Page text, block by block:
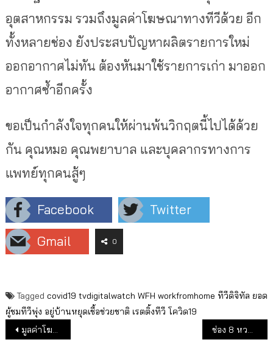
อุตสาหกรรม รวมถึงมูลค่าโฆษณาทางทีวีด้วย อีก
ทั้งหลายช่อง ยังประสบปัญหาผลิตรายการใหม่
ออกอากาศไม่ทัน ต้องหันมาใช้รายการเก่า มาออก
อากาศซ้ำอีกครั้ง
ขอเป็นกำลังใจทุกคนให้ผ่านพ้นวิกฤตนี้ไปได้ด้วย
กัน คุณหมอ คุณพยาบาล และบุคลากรทางการ
แพทย์ทุกคนสู้ๆ
Facebook
Twitter
Gmail
0
Tagged covid19 tvdigitalwatch WFH workfromhome ทีวีดิจิทัล ยอด
ผู้ชมทีวีพุ่ง อยู่บ้านหยุดเชื้อช่วยชาติ เรตติ้งทีวี โควิด19
แนะแนวเรื่อง
มูลค่าโฆษณาทีวีดิจิทัลเดือนมี.ค.63 ส่งสัญญาณลดลง ช่อง 8 หวนกลับ จัดซีรีส์อินเดีย “นาคิน” ภาคใหม่ ลงผังรับสงกรานต์